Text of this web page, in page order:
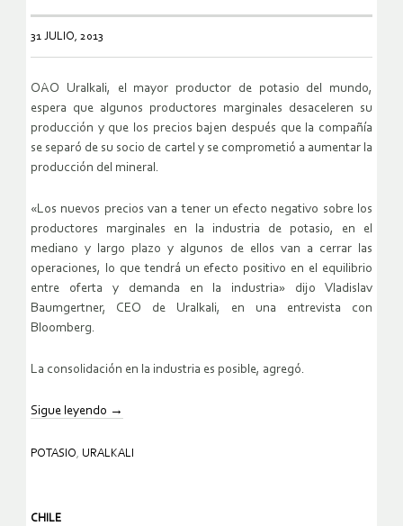
31 JULIO, 2013
OAO Uralkali, el mayor productor de potasio del mundo,
espera que algunos productores marginales desaceleren su
producción y que los precios bajen después que la compañía
se separó de su socio de cartel y se comprometió a aumentar la
producción del mineral.
«Los nuevos precios van a tener un efecto negativo sobre los
productores marginales en la industria de potasio, en el
mediano y largo plazo y algunos de ellos van a cerrar las
operaciones, lo que tendrá un efecto positivo en el equilibrio
entre oferta y demanda en la industria» dijo Vladislav
Baumgertner, CEO de Uralkali, en una entrevista con
Bloomberg.
La consolidación en la industria es posible, agregó.
Sigue leyendo →
POTASIO, URALKALI
CHILE